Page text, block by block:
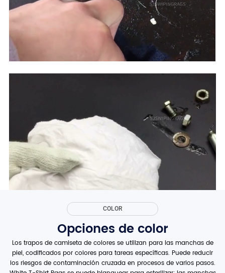
COLOR
Opciones de color
Los trapos de camiseta de colores se utilizan para las manchas de
piel, codificados por colores para tareas específicas. Puede reducir
los riesgos de contaminación cruzada en procesos de varios pasos.